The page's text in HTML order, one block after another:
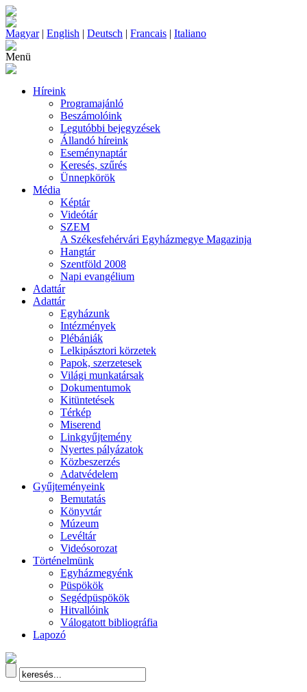
Magyar| English | Deutsch | Francais | Italiano
Menü
Híreink
Programajánló
Beszámolóink
Legutóbbi bejegyzések
Állandó híreink
Eseménynaptár
Keresés, szűrés
Ünnepkörök
Média
Képtár
Videótár
SZEM
A Székesfehérvári Egyházmegye Magazinja
Hangtár
Szentföld 2008
Napi evangélium
Adattár
Adattár
Egyházunk
Intézmények
Plébániák
Lelkipásztori körzetek
Papok, szerzetesek
Világi munkatársak
Dokumentumok
Kitüntetések
Térkép
Miserend
Linkgyűjtemény
Nyertes pályázatok
Közbeszerzés
Adatvédelem
Gyűjteményeink
Bemutatás
Könyvtár
Múzeum
Levéltár
Videósorozat
Történelmünk
Egyházmegyénk
Püspökök
Segédpüspökök
Hitvallóink
Válogatott bibliográfia
Lapozó